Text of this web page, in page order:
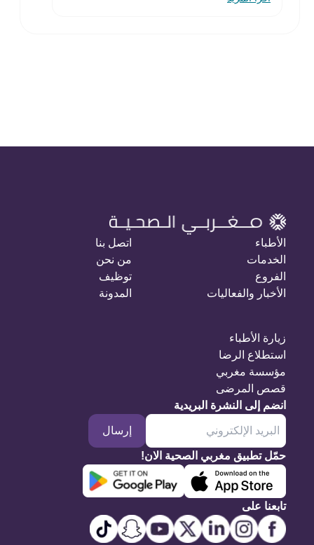
الأطباء
الخدمات
الفروع
الأخبار والفعاليات
اتصل بنا
من نحن
توظيف
المدونة
زيارة الأطباء
استطلاع الرضا
مؤسسة مغربي
قصص المرضى
انضم إلى النشرة البريدية
إرسال
حمّل تطبيق مغربي الصحية الان!
تابعنا على